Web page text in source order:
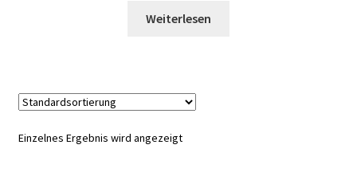
Weiterlesen
Einzelnes Ergebnis wird angezeigt